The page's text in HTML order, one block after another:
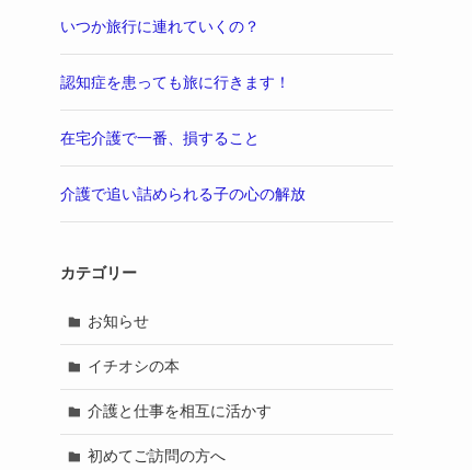
いつか旅行に連れていくの？
認知症を患っても旅に行きます！
在宅介護で一番、損すること
介護で追い詰められる子の心の解放
カテゴリー
お知らせ
イチオシの本
介護と仕事を相互に活かす
初めてご訪問の方へ